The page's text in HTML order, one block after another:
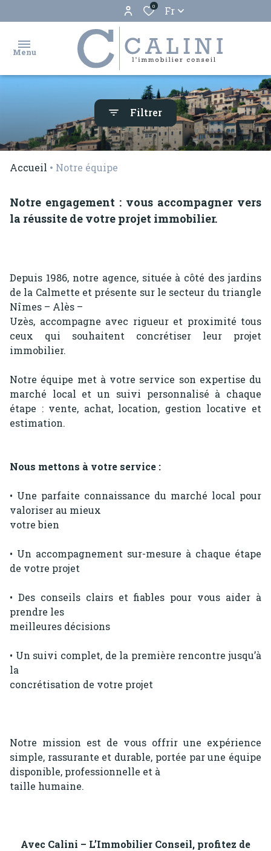
0 Fr
Menu
ventes
vendus
notre
agence
contactez-
nous
Filtrer
Accueil Notre équipe
Notre engagement : vous accompagner vers
la réussite de votre projet immobilier.
Depuis 1986, notre agence, située à côté des jardins
de la Calmette et présente sur le secteur du triangle
Nîmes – Alès –
Uzès, accompagne avec rigueur et proximité tous
ceux qui souhaitent concrétiser leur projet
immobilier.
Notre équipe met à votre service son expertise du
marché local et un suivi personnalisé à chaque
étape : vente, achat, location, gestion locative et
estimation.
Nous mettons à votre service :
• Une parfaite connaissance du marché local pour
valoriser au mieux
votre bien
• Un accompagnement sur-mesure à chaque étape
de votre projet
• Des conseils clairs et fiables pour vous aider à
prendre les
meilleures décisions
• Un suivi complet, de la première rencontre jusqu’à
la
concrétisation de votre projet
Notre mission est de vous offrir une expérience
simple, rassurante et durable, portée par une équipe
disponible, professionnelle et à
taille humaine.
Avec Calini – L’Immobilier Conseil, profitez de